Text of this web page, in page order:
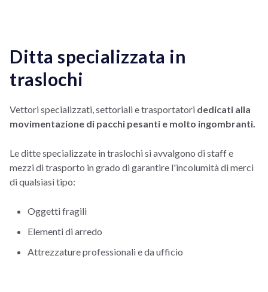
Ditta specializzata in
traslochi
Vettori specializzati, settoriali e trasportatori dedicati alla
movimentazione di pacchi pesanti e molto ingombranti.
Le ditte specializzate in traslochi si avvalgono di staff e
mezzi di trasporto in grado di garantire l'incolumità di merci
di qualsiasi tipo:
Oggetti fragili
Elementi di arredo
Attrezzature professionali e da ufficio